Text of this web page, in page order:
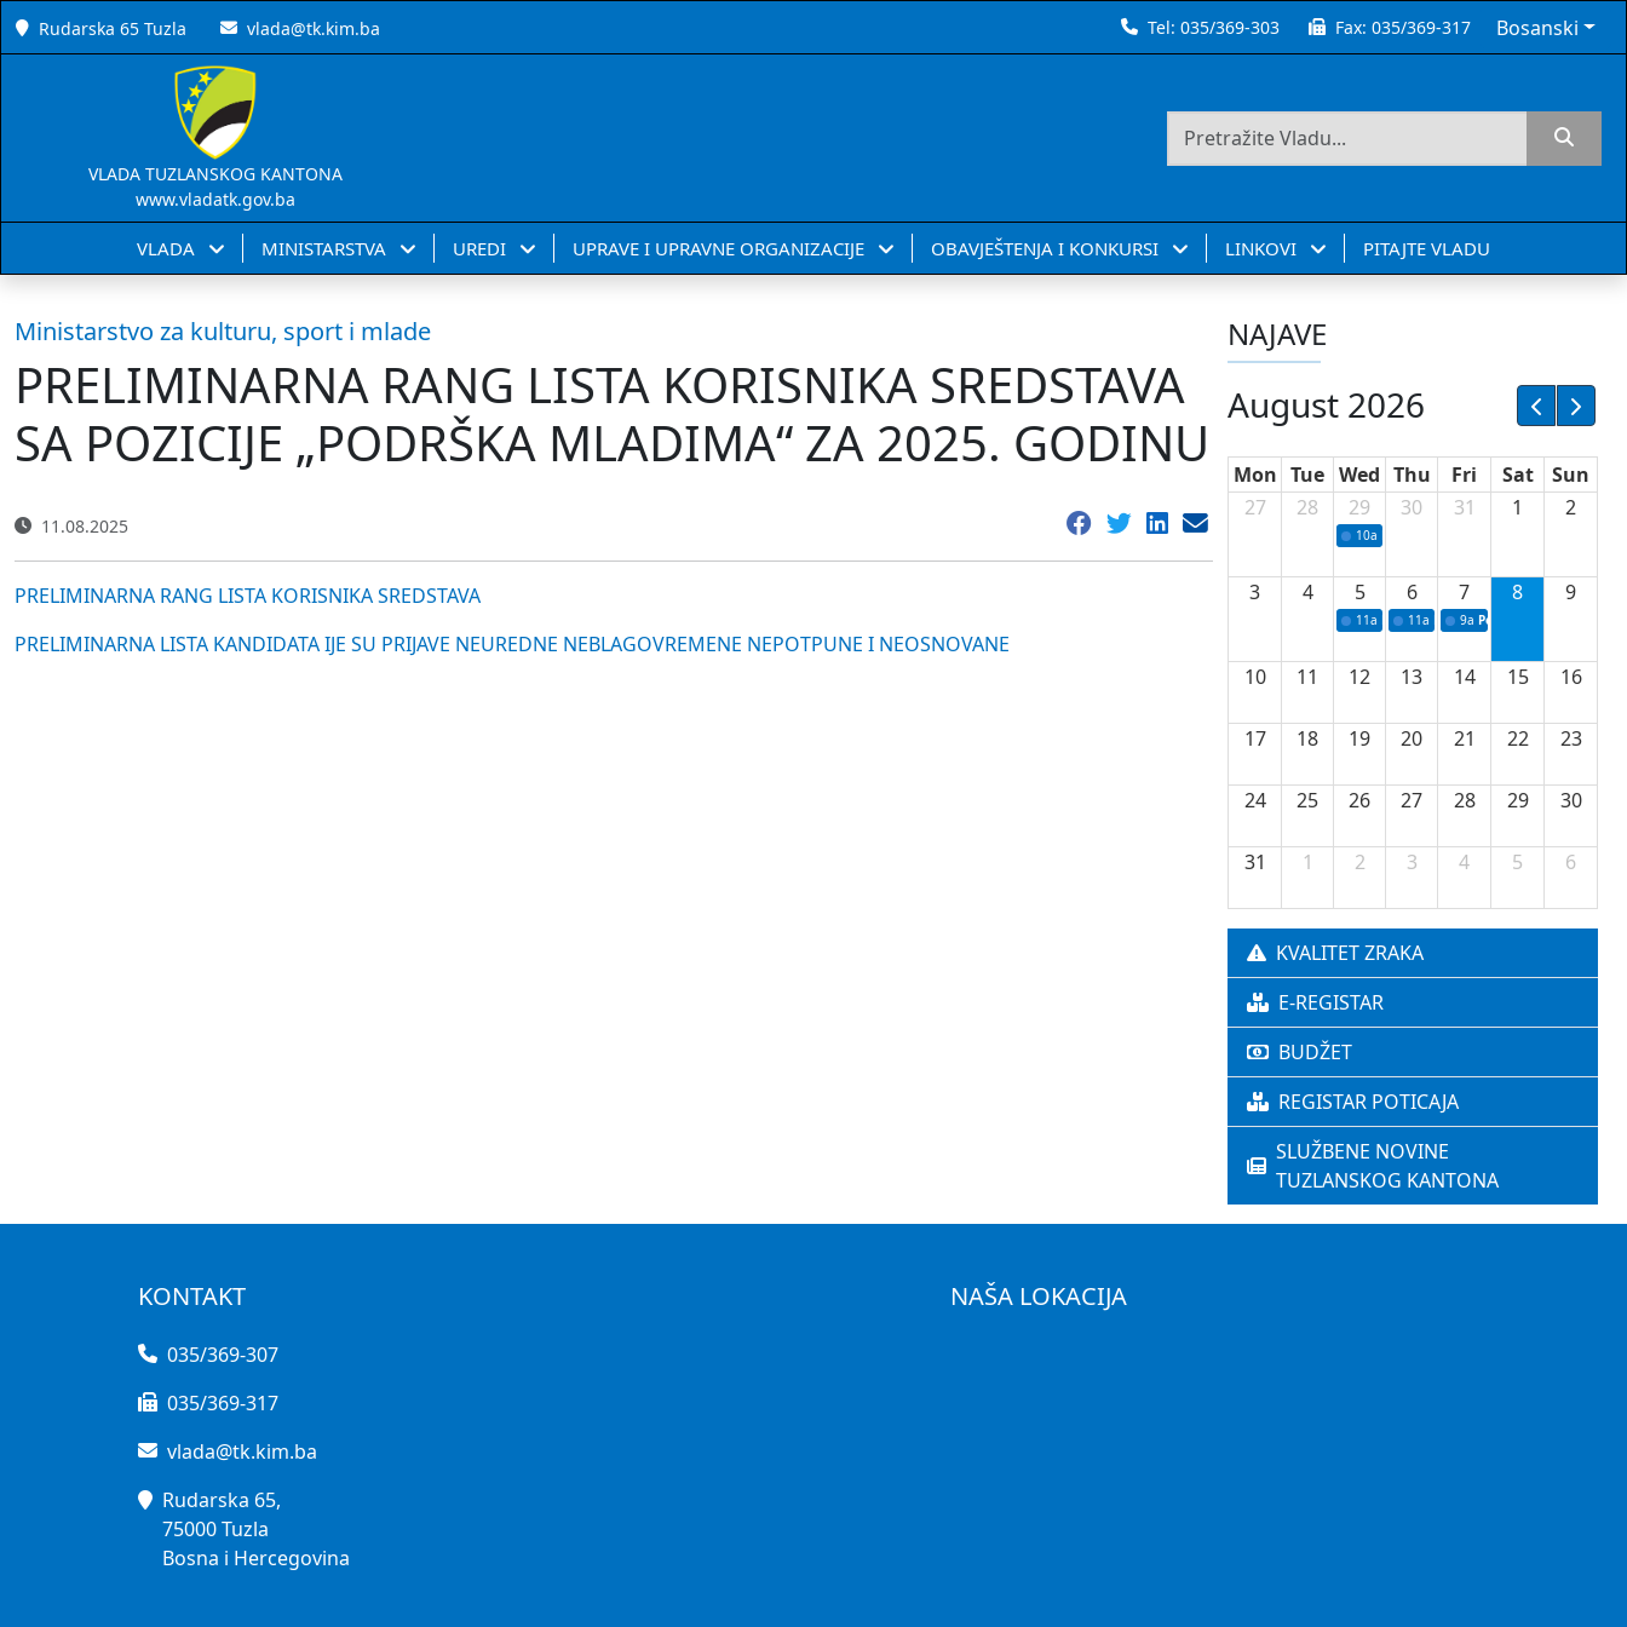
Rudarska 65 Tuzla vlada@tk.kim.ba Tel:035/369-303 Fax:035/369-317 Bosanski
VLADA TUZLANSKOG KANTONA
www.vladatk.gov.ba
VLADA MINISTARSTVA UREDI UPRAVE I UPRAVNE ORGANIZACIJE OBAVJEŠTENJA I KONKURSI LINKOVI PITAJTE VLADU
Ministarstvo za kulturu, sport i mlade
PRELIMINARNA RANG LISTA KORISNIKA SREDSTAVA
SA POZICIJE „PODRŠKA MLADIMA“ ZA 2025. GODINU
11.08.2025
PRELIMINARNA RANG LISTA KORISNIKA SREDSTAVA
PRELIMINARNA LISTA KANDIDATA IJE SU PRIJAVE NEUREDNE NEBLAGOVREMENE NEPOTPUNE I NEOSNOVANE
NAJAVE
August 2026
Mon Tue Wed Thu Fri Sat
Sun
27
28 29
10a Potpisivanje ugovora sa neprofitnim
30 31 1 2
3 4 5
11a Potpisivanje ugovora o stipendijama
6
11a Podrška razvoju vodne
7
9a Početak izgradnje nove
8 9
10 11 12 13 14 15 16
17 18 19 20 21 22 23
24 25 26 27 28 29 30
31 1 2 3 4 5 6
KVALITET ZRAKA
E-REGISTAR
BUDŽET
REGISTAR POTICAJA
SLUŽBENE NOVINE
TUZLANSKOG KANTONA
KONTAKT
035/369-307
035/369-317
vlada@tk.kim.ba
Rudarska 65,
75000 Tuzla
Bosna i Hercegovina
NAŠA LOKACIJA